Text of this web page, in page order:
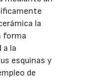
la
forma
a la
esquinas y
de